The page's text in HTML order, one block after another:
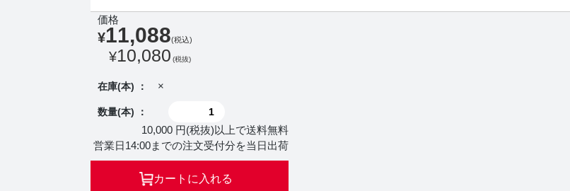
価格
¥11,088(税込)
¥10,080 (税抜)
在庫(本) ： ×
数量(本) ：
10,000 円(税抜)以上で送料無料
営業日14:00までの注文受付分を当日出荷
カートに入れる